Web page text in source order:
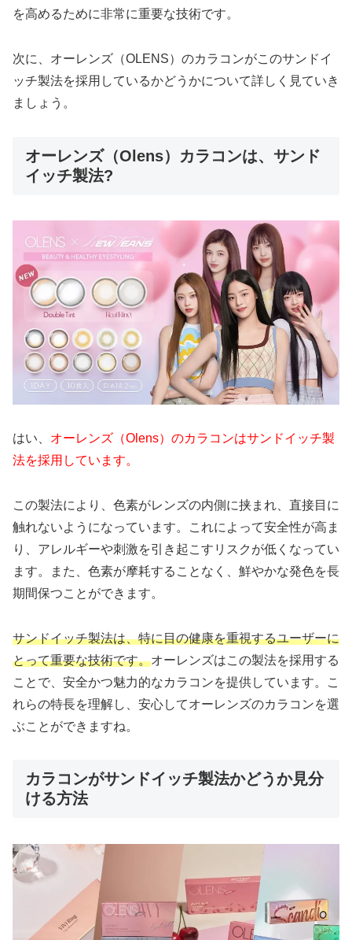
を高めるために非常に重要な技術です。
次に、オーレンズ（OLENS）のカラコンがこのサンドイ
ッチ製法を採用しているかどうかについて詳しく見ていき
ましょう。
オーレンズ（Olens）カラコンは、サンド
イッチ製法?
はい、 オーレンズ（Olens）のカラコンはサンドイッチ製
法を採用しています。
この製法により、色素がレンズの内側に挟まれ、直接目に
触れないようになっています。これによって安全性が高ま
り、アレルギーや刺激を引き起こすリスクが低くなってい
ます。また、色素が摩耗することなく、鮮やかな発色を長
期間保つことができます。
サンドイッチ製法は、特に目の健康を重視するユーザーに
とって重要な技術です。オーレンズはこの製法を採用する
ことで、安全かつ魅力的なカラコンを提供しています。こ
れらの特長を理解し、安心してオーレンズのカラコンを選
ぶことができますね。
カラコンがサンドイッチ製法かどうか見分
ける方法